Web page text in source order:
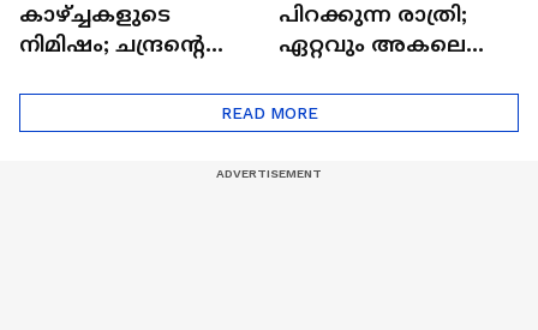
കാഴ്ച്ചകളുടെ
നിമിഷം; ചന്ദ്രന്റെ
ഒറിയോണിന്റെ യാത്ര
ആരംഭിച്ചു
പിറക്കുന്ന രാത്രി;
ഏറ്റവും അകലെ
READ MORE